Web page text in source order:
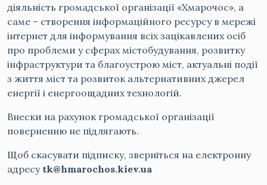
діяльність громадської організації «Хмарочос», а
саме – створення інформаційного ресурсу в мережі
інтернет для інформування всіх зацікавлених осіб
про проблеми у сферах містобудування, розвитку
інфраструктури та благоустрою міст, актуальні події
з життя міст та розвиток альтернативних джерел
енергії і енергоощадних технологій.
Внески на рахунок громадської організації
поверненню не підлягають.
Щоб скасувати підписку, зверніться на електронну
адресу tk@hmarochos.kiev.ua